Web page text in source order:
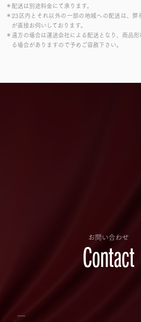
＊配送は別途料金にて承ります。
＊23区内とそれ以外の一部の地域への配送は、弊
が直接お伺いしております。
＊遠方の場合は運送会社による配送となり、商品
る場合がありますので予めご容赦下さい。
お問い合わせ
Contact